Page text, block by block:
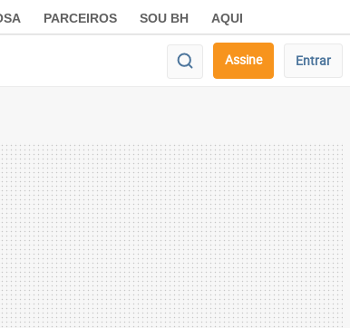
PARCEIROS SOU BH AQUI
Assine Entrar